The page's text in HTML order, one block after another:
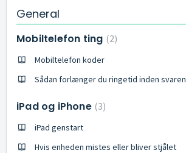
General
Mobiltelefon ting 2
Mobiltelefon koder
Sådan forlænger du ringetid inden svaren
iPad og iPhone 3
iPad genstart
Hvis enheden mistes eller bliver stjålet